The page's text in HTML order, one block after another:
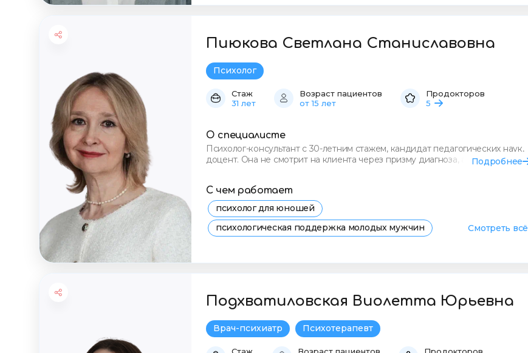
Пиюкова Светлана Станиславовна
Психолог
Стаж
31 лет
Возраст пациентов
от 15 лет
Продокторов
5
О специалисте
Психолог-консультант с 30-летним стажем, кандидат педагогических наук,
доцент. Она не смотрит на клиента через призму диагноза, а видитПодробнее
С чем работает
психолог для юношей
психологическая поддержка молодых мужчин
Смотреть всё
Подхватиловская Виолетта Юрьевна
Врач-психиатр Психотерапевт
Стаж Возраст пациентов Продокторов